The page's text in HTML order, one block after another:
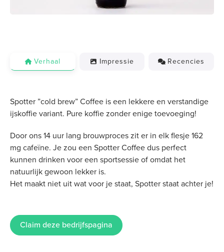
Verhaal Impressie Recencies
Spotter ”cold brew” Coffee is een lekkere en verstandige
ijskoffie variant. Pure koffie zonder enige toevoeging!
Door ons 14 uur lang brouwproces zit er in elk flesje 162
mg cafeïne. Je zou een Spotter Coffee dus perfect
kunnen drinken voor een sportsessie of omdat het
natuurlijk gewoon lekker is.
Het maakt niet uit wat voor je staat, Spotter staat achter je!
Claim deze bedrijfspagina